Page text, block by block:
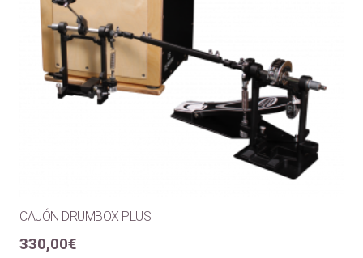
CAJÓN DRUMBOX PLUS
330,00€